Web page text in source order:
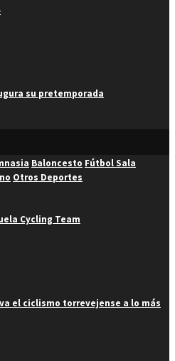
su pretemporada
Baloncesto Fútbol Sala
Otros Deportes
Cycling Team
el ciclismo torrevejense a lo más